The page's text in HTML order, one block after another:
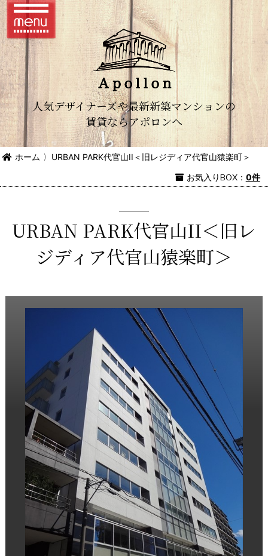
人気デザイナーズや最新新築マンションの
賃貸ならアポロンへ
ホーム 〉 URBAN PARK代官山II＜旧レジディア代官山猿楽町＞
お気入りBOX： 0件
URBAN PARK代官山II＜旧レ
ジディア代官山猿楽町＞